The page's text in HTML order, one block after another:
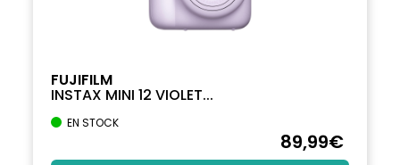
FUJIFILM
INSTAX MINI 12 VIOLET...
EN STOCK
89,99€